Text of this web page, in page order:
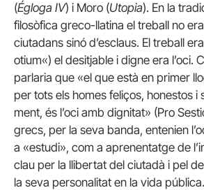
(Égloga IV) i Moro (Utopia). En la
filosòfica greco-llatina el treball no
ciutadans sinó d’esclaus. El treball
otium«) el desitjable i digne era l’oci.
parlaria que «el que està en primer
per tots els homes feliços, honestos i
ment, és l’oci amb dignitat» (Pro
grecs, per la seva banda, entenien
a «estudi», com a aprenentatge de
clau per la llibertat del ciutadà i pel
la seva personalitat en la vida